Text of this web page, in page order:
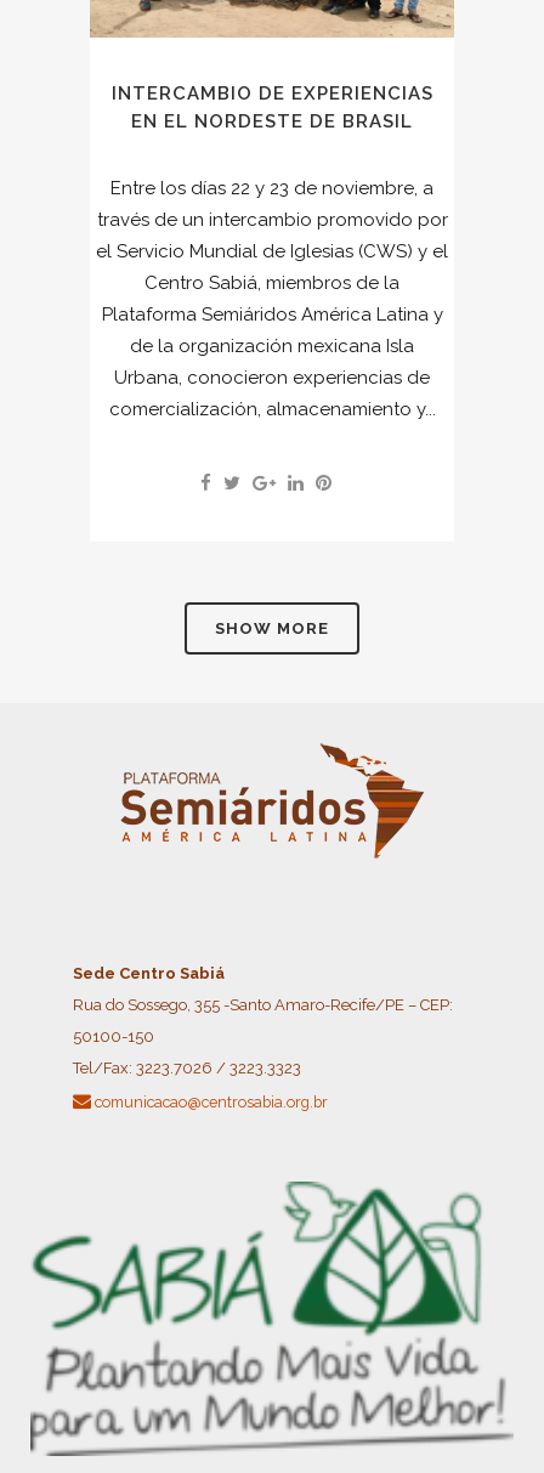
INTERCAMBIO DE EXPERIENCIAS
EN EL NORDESTE DE BRASIL
Entre los días 22 y 23 de noviembre, a
través de un intercambio promovido por
el Servicio Mundial de Iglesias (CWS) y el
Centro Sabiá, miembros de la
Plataforma Semiáridos América Latina y
de la organización mexicana Isla
Urbana, conocieron experiencias de
comercialización, almacenamiento y...
SHOW MORE
Sede Centro Sabiá
Rua do Sossego, 355 -Santo Amaro-Recife/PE – CEP:
50100-150
Tel/Fax: 3223.7026 / 3223.3323
comunicacao@centrosabia.org.br